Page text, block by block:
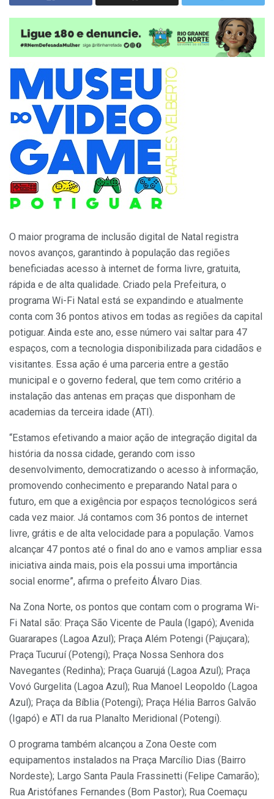
O maior programa de inclusão digital de Natal registra
novos avanços, garantindo à população das regiões
beneficiadas acesso à internet de forma livre, gratuita,
rápida e de alta qualidade. Criado pela Prefeitura, o
programa Wi-Fi Natal está se expandindo e atualmente
conta com 36 pontos ativos em todas as regiões da capital
potiguar. Ainda este ano, esse número vai saltar para 47
espaços, com a tecnologia disponibilizada para cidadãos e
visitantes. Essa ação é uma parceria entre a gestão
municipal e o governo federal, que tem como critério a
instalação das antenas em praças que disponham de
academias da terceira idade (ATI).
“Estamos efetivando a maior ação de integração digital da
história da nossa cidade, gerando com isso
desenvolvimento, democratizando o acesso à informação,
promovendo conhecimento e preparando Natal para o
futuro, em que a exigência por espaços tecnológicos será
cada vez maior. Já contamos com 36 pontos de internet
livre, grátis e de alta velocidade para a população. Vamos
alcançar 47 pontos até o final do ano e vamos ampliar essa
iniciativa ainda mais, pois ela possui uma importância
social enorme”, afirma o prefeito Álvaro Dias.
Na Zona Norte, os pontos que contam com o programa Wi-
Fi Natal são: Praça São Vicente de Paula (Igapó); Avenida
Guararapes (Lagoa Azul); Praça Além Potengi (Pajuçara);
Praça Tucuruí (Potengi); Praça Nossa Senhora dos
Navegantes (Redinha); Praça Guarujá (Lagoa Azul); Praça
Vovó Gurgelita (Lagoa Azul); Rua Manoel Leopoldo (Lagoa
Azul); Praça da Bíblia (Potengi); Praça Hélia Barros Galvão
(Igapó) e ATI da rua Planalto Meridional (Potengi).
O programa também alcançou a Zona Oeste com
equipamentos instalados na Praça Marcílio Dias (Bairro
Nordeste); Largo Santa Paula Frassinetti (Felipe Camarão);
Rua Aristófanes Fernandes (Bom Pastor); Rua Coemaçu